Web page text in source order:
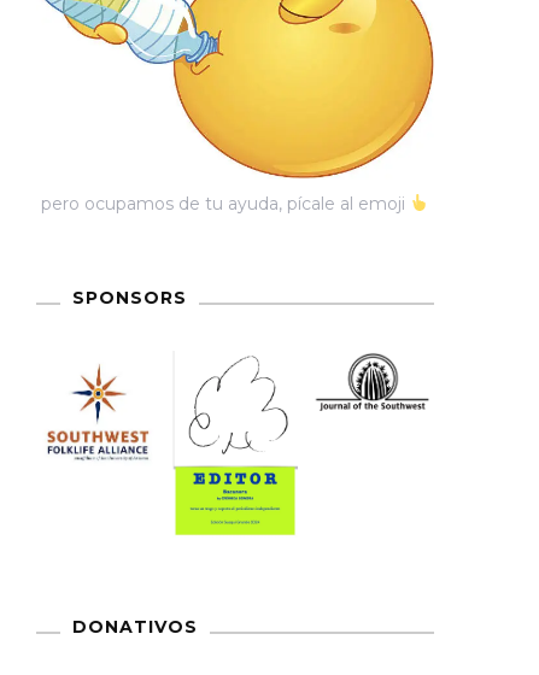
pero ocupamos de tu ayuda, pícale al emoji
SPONSORS
DONATIVOS